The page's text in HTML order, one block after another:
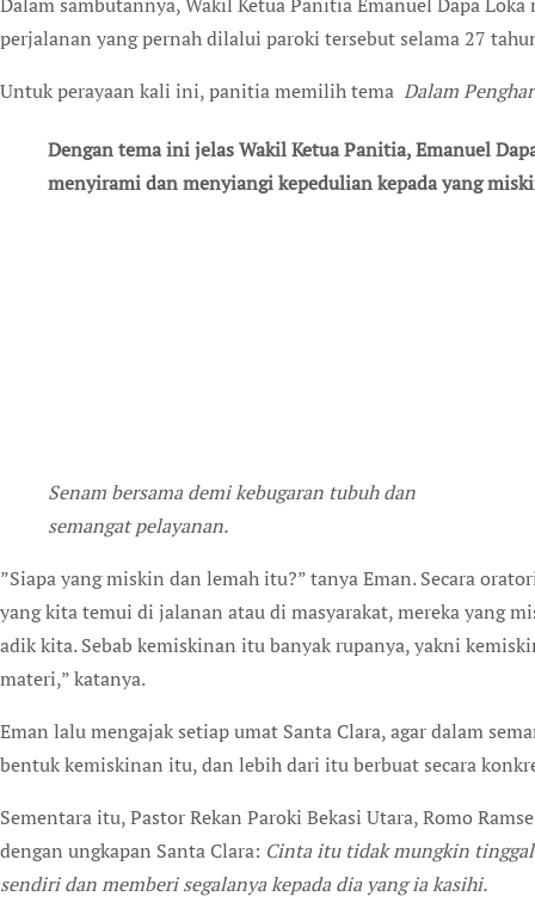
perjalanan yang pernah dilalui paroki tersebut selama 27
Untuk perayaan kali ini, panitia memilih tema Dalam
Dengan tema ini jelas Wakil Ketua Panitia, Emanuel
menyirami dan menyiangi kepedulian kepada yang
Senam bersama demi kebugaran tubuh dan
semangat pelayanan.
”Siapa yang miskin dan lemah itu?” tanya Eman. Secara
yang kita temui di jalanan atau di masyarakat, mereka yang
adik kita. Sebab kemiskinan itu banyak rupanya, yakni
materi,” katanya.
Eman lalu mengajak setiap umat Santa Clara, agar dalam
bentuk kemiskinan itu, dan lebih dari itu berbuat secara
Sementara itu, Pastor Rekan Paroki Bekasi Utara, Romo
dengan ungkapan Santa Clara: Cinta itu tidak mungkin
sendiri dan memberi segalanya kepada dia yang ia kasihi.